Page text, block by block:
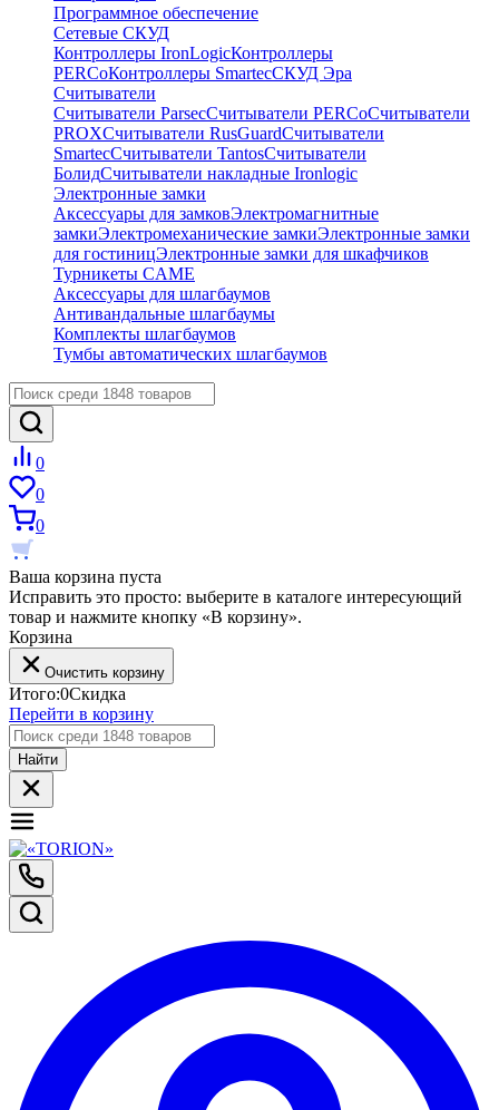
Программное обеспечение
Сетевые СКУД
Контроллеры IronLogicКонтроллеры
PERCoКонтроллеры SmartecСКУД Эра
Считыватели
Считыватели ParsecСчитыватели PERCoСчитыватели
PROXСчитыватели RusGuardСчитыватели
SmartecСчитыватели TantosСчитыватели
БолидСчитыватели накладные Ironlogic
Электронные замки
Аксессуары для замковЭлектромагнитные
замкиЭлектромеханические замкиЭлектронные замки
для гостиницЭлектронные замки для шкафчиков
Турникеты CAME
Аксессуары для шлагбаумов
Антивандальные шлагбаумы
Комплекты шлагбаумов
Тумбы автоматических шлагбаумов
0
0
0
Ваша корзина пуста
Исправить это просто: выберите в каталоге интересующий
товар и нажмите кнопку «В корзину».
Корзина
Очистить корзину
Итого:0Скидка
Перейти в корзину
Найти